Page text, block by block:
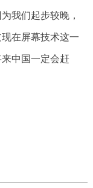
我们起步较晚，
在屏幕技术这一
中国一定会赶